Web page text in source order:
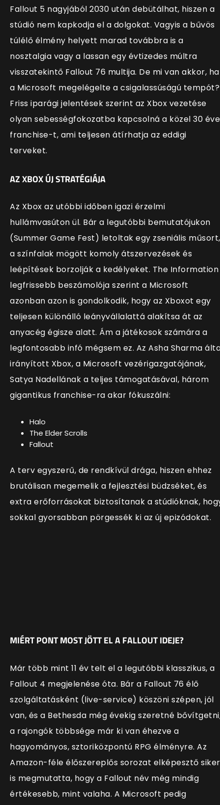
Fallout 5 nagyjából 2030 után debütálhat, hiszen a
stúdió nem kapkodja el a dolgokat. Vagyis a bűvös
túlélő élmény helyett marad továbbra is a
nosztalgia vagy a lassan egy évtizedes múltra
visszatekintő Fallout 76 multija. De mi van akkor, ha
a Microsoft megelégelte a csigalassúságú tempót?
Friss iparági jelentések szerint az Xbox vezetése
olyan sebességfokozatba kapcsolná a közel 30
franchise-t, ami teljesen átírhatja az eddigi
terveket.
AZ XBOX ÚJ STRATÉGIÁJA
Az Xbox az utóbbi időben igazi érzelmi
hullámvasúton ül. Bár a legutóbbi bemutatójukon
(Summer Game Fest) letoltak egy zseniális műsort,
a színfalak mögött komoly átszervezések és
leépítések borzolják a kedélyeket. The Information
legfrissebb beszámolója szerint a Microsoft
azonban azon is gondolkodik, hogy az Xboxot egy
teljesen különálló leányvállalattá alakítsa át az
anyacég égisze alatt. Ám a játékosok számára a
legfontosabb infó mégsem ez. Az Asha Sharma
irányított Xbox, a Microsoft vezérigazgatójának,
Satya Nadellának a teljes támogatásával, három
gigantikus franchise-ra akar fókuszálni:
Halo
The Elder Scrolls
Fallout
A terv egyszerű, de rendkívül drága, hiszen ehhez
brutálisan megemelik a fejlesztési büdzséket, és
extra erőforrásokat biztosítanak a stúdióknak,
sokkal gyorsabban pörgessék ki az új epizódokat.
MIÉRT PONT MOST JÖTT EL A FALLOUT IDEJE?
Már több mint 11 év telt el a legutóbbi klasszikus, a
Fallout 4 megjelenése óta. Bár a Fallout 76 élő
szolgáltatásként (live-service) köszöni szépen, jól
van, és a Bethesda még évekig szeretné
a rajongók többsége már ki van éhezve a
hagyományos, sztoriközpontú RPG élményre. Az
Amazon-féle élőszereplős sorozat elképesztő
is megmutatta, hogy a Fallout név még mindig
értékesebb, mint valaha. A Microsoft pedig